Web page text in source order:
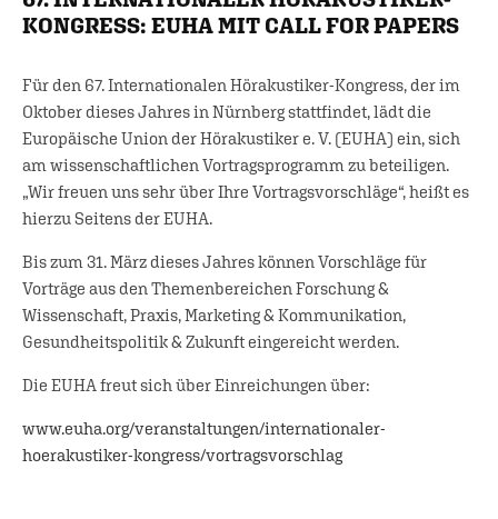
KONGRESS: EUHA MIT CALL FOR PAPERS
Für den 67. Internationalen Hörakustiker-Kongress, der im
Oktober dieses Jahres in Nürnberg stattfindet, lädt die
Europäische Union der Hörakustiker e. V. (EUHA) ein, sich
am wissenschaftlichen Vortragsprogramm zu beteiligen.
„Wir freuen uns sehr über Ihre Vortragsvorschläge“, heißt es
hierzu Seitens der EUHA.
Bis zum 31. März dieses Jahres können Vorschläge für
Vorträge aus den Themenbereichen Forschung &
Wissenschaft, Praxis, Marketing & Kommunikation,
Gesundheitspolitik & Zukunft eingereicht werden.
Die EUHA freut sich über Einreichungen über:
www.euha.org/veranstaltungen/internationaler-
hoerakustiker-kongress/vortragsvorschlag